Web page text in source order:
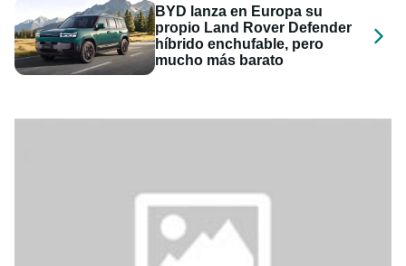
BYD lanza en Europa su
propio Land Rover Defender
híbrido enchufable, pero
mucho más barato